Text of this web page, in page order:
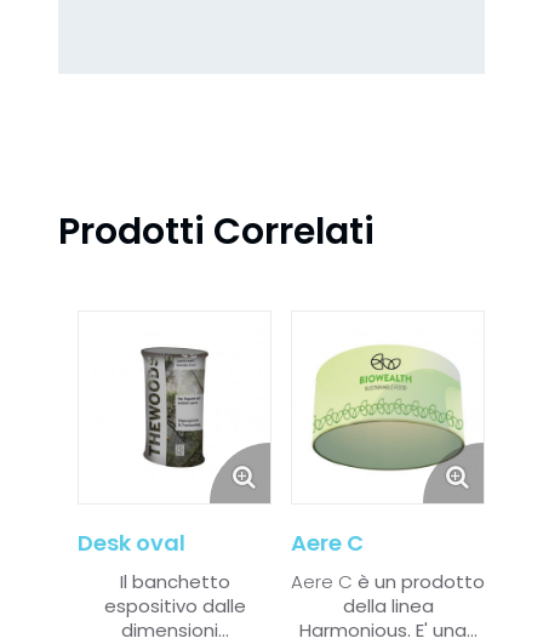
Prodotti Correlati
Desk oval
Il banchetto
espositivo dalle
dimensioni...
Aere C
Aere C è un prodotto
della linea
Harmonious. E' una...